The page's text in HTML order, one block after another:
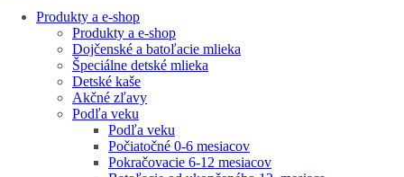
Produkty a e-shop
Produkty a e-shop
Dojčenské a batoľacie mlieka
Špeciálne detské mlieka
Detské kaše
Akčné zľavy
Podľa veku
Podľa veku
Počiatočné 0-6 mesiacov
Pokračovacie 6-12 mesiacov